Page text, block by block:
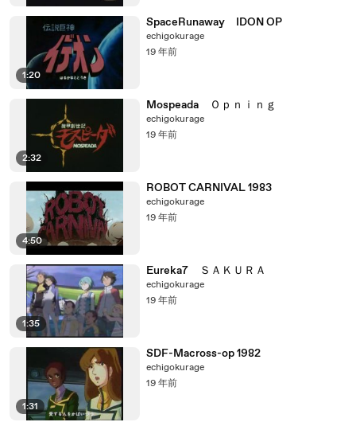
1:20
SpaceRunaway IDON OP
echigokurage
19 年前
2:32
Mospeada Ｏｐｎｉｎｇ
echigokurage
19 年前
4:50
ROBOT CARNIVAL 1983
echigokurage
19 年前
1:35
Eureka7 ＳＡＫＵＲＡ
echigokurage
19 年前
1:31
SDF-Macross-op 1982
echigokurage
19 年前